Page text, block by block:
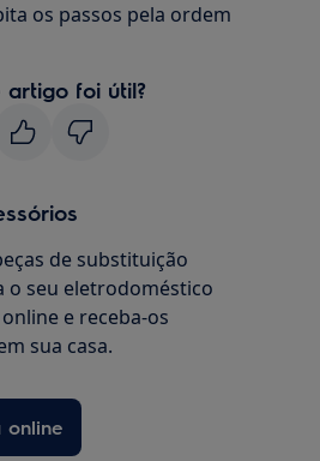
os passos pela ordem
artigo foi útil?
de substituição
o seu eletrodoméstico
e receba-os
sua casa.
online